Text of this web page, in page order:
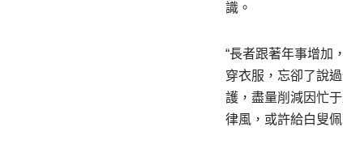
識。
“長者跟著年事增加
穿衣服，忘卻了說
護，盡量削減因忙
律風，或許給白叟